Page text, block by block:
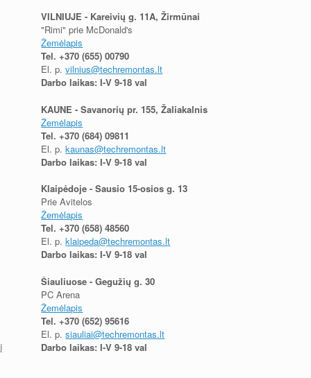
VILNIUJE - Kareivių g. 11A, Žirmūnai
"Rimi" prie McDonald's
Žemėlapis
Tel.+370 (655) 00790
El. p.vilnius@techremontas.lt
Darbo laikas: I-V 9-18 val
KAUNE - Savanorių pr. 155, Žaliakalnis
Žemėlapis
Tel.+370 (684) 09811
El. p.kaunas@techremontas.lt
Darbo laikas: I-V 9-18 val
Klaipėdoje - Sausio 15-osios g. 13
Prie Avitelos
Žemėlapis
Tel.+370 (658) 48560
El. p.klaipeda@techremontas.lt
Darbo laikas: I-V 9-18 val
Šiauliuose - Gegužių g. 30
PC Arena
Žemėlapis
Tel.+370 (652) 95616
El. p.siauliai@techremontas.lt
Darbo laikas: I-V 9-18 val